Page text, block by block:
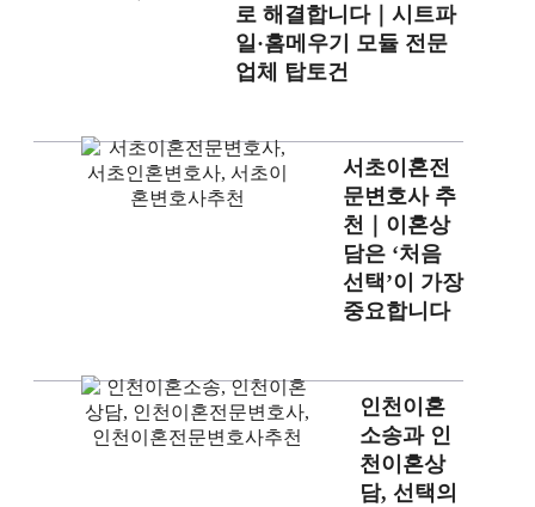
로 해결합니다｜시트파
일·홈메우기 모듈 전문
업체 탑토건
서초이혼전
문변호사 추
천｜이혼상
담은 ‘처음
선택’이 가장
중요합니다
인천이혼
소송과 인
천이혼상
담, 선택의